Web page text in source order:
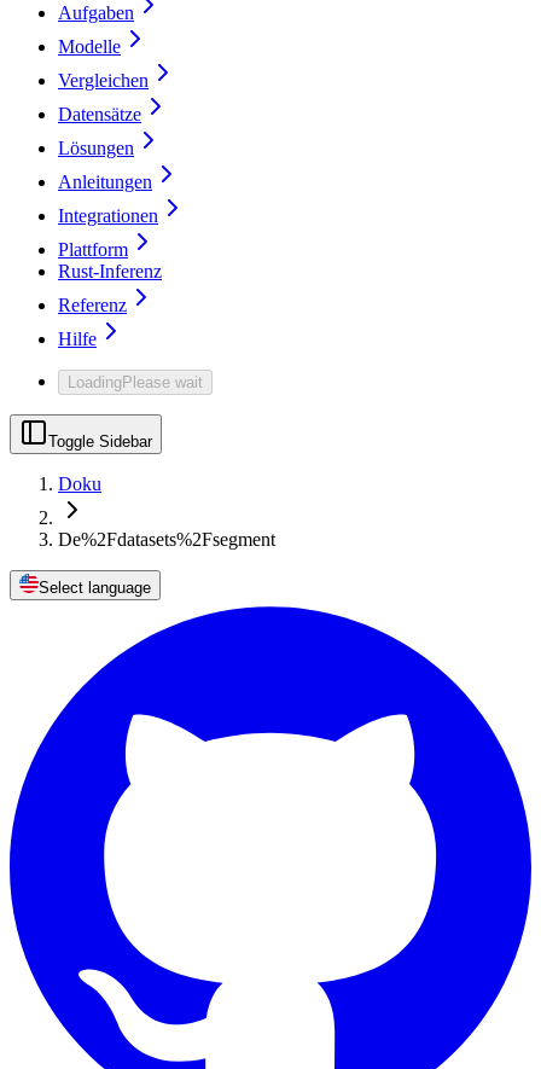
Aufgaben
Modelle
Vergleichen
Datensätze
Lösungen
Anleitungen
Integrationen
Plattform
Rust-Inferenz
Referenz
Hilfe
LoadingPlease wait
Toggle Sidebar
Doku
De%2Fdatasets%2Fsegment
Select language